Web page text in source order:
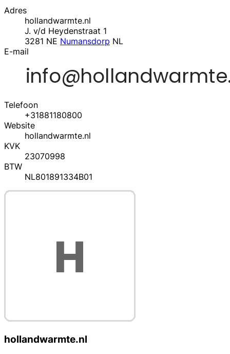
Adres
hollandwarmte.nl
J. v/d Heydenstraat 1
3281 NE Numansdorp NL
E-mail
Telefoon
+31881180800
Website
hollandwarmte.nl
KVK
23070998
BTW
NL801891334B01
hollandwarmte.nl